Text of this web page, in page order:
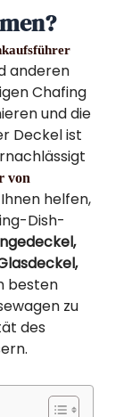
anderen
Chafing
und die
Deckel ist
von
helfen,
Dish-
besten
zu
des